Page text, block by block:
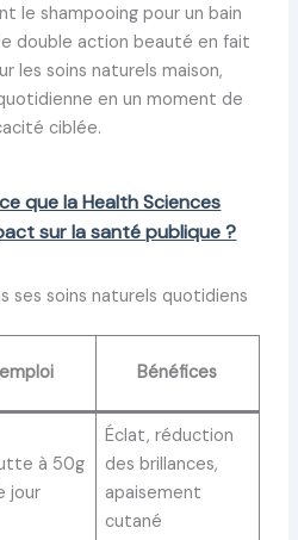
le shampooing pour un bain
double action beauté en fait
les soins naturels maison,
en un moment de
ciblée.
que la Health Sciences
sur la santé publique ?
ses soins naturels quotidiens
Bénéfices
à 50g
jour
Éclat, réduction
des brillances,
apaisement
cutané